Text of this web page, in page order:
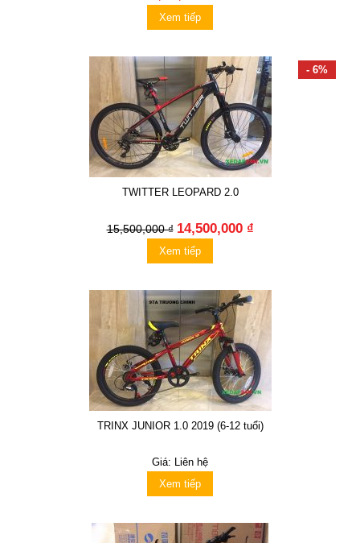
Xem tiếp
- 6%
TWITTER LEOPARD 2.0
15,500,000 ₫ 14,500,000 ₫
Xem tiếp
TRINX JUNIOR 1.0 2019 (6-12 tuổi)
Giá: Liên hệ
Xem tiếp